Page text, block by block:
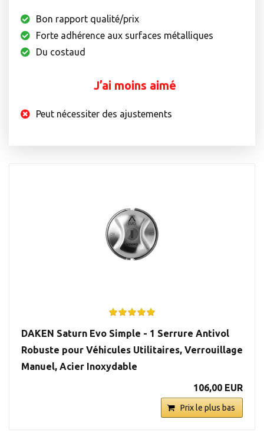
Bon rapport qualité/prix
Forte adhérence aux surfaces métalliques
Du costaud
J’ai moins aimé
Peut nécessiter des ajustements
DAKEN Saturn Evo Simple - 1 Serrure Antivol
Robuste pour Véhicules Utilitaires, Verrouillage
Manuel, Acier Inoxydable
106,00 EUR
Prix le plus bas